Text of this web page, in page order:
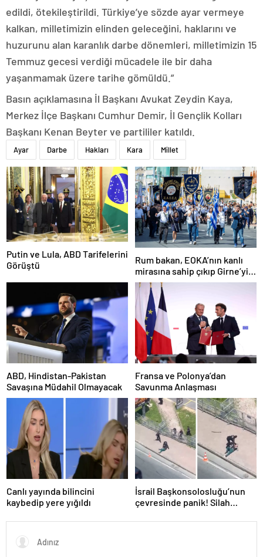
edildi, ötekileştirildi. Türkiye’ye sözde ayar vermeye
kalkan, milletimizin elinden geleceğini, haklarını ve
huzurunu alan karanlık darbe dönemleri, milletimizin 15
Temmuz gecesi verdiği mücadele ile bir daha
yaşanmamak üzere tarihe gömüldü.”
Basın açıklamasına İl Başkanı Avukat Zeydin Kaya,
Merkez İlçe Başkanı Cumhur Demir, İl Gençlik Kolları
Başkanı Kenan Beyter ve partililer katıldı.
Ayar Darbe Hakları Kara Millet
Putin ve Lula, ABD Tarifelerini
Görüştü
Rum bakan, EOKA’nın kanlı
mirasına sahip çıkıp Girne’yi
hedef gösterdi
ABD, Hindistan-Pakistan
Savaşına Müdahil Olmayacak
Fransa ve Polonya’dan
Savunma Anlaşması
Canlı yayında bilincini
kaybedip yere yığıldı
İsrail Başkonsolosluğu’nun
çevresinde panik! Silah
açıklama geldi